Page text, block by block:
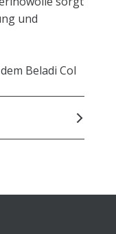
und
Beladi Col